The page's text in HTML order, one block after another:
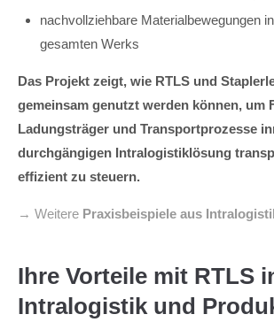
nachvollziehbare Materialbewegungen
gesamten Werks
Das Projekt zeigt, wie RTLS und
gemeinsam genutzt werden können, um
Ladungsträger und Transportprozesse
durchgängigen Intralogistiklösung
effizient zu steuern.
→ Weitere Praxisbeispiele aus
Ihre Vorteile mit RTLS
Intralogistik und